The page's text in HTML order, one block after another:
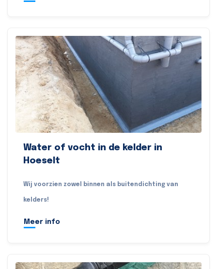
Water of vocht in de kelder in
Hoeselt
Wij voorzien zowel binnen als buitendichting van
kelders!
Meer info